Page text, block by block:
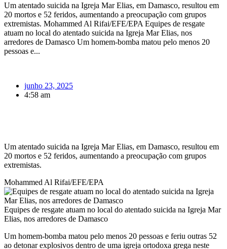
Um atentado suicida na Igreja Mar Elias, em Damasco, resultou em
20 mortos e 52 feridos, aumentando a preocupação com grupos
extremistas. Mohammed Al Rifai/EFE/EPA Equipes de resgate
atuam no local do atentado suicida na Igreja Mar Elias, nos
arredores de Damasco Um homem-bomba matou pelo menos 20
pessoas e...
junho 23, 2025
4:58 am
Um atentado suicida na Igreja Mar Elias, em Damasco, resultou em
20 mortos e 52 feridos, aumentando a preocupação com grupos
extremistas.
Mohammed Al Rifai/EFE/EPA
Equipes de resgate atuam no local do atentado suicida na Igreja Mar
Elias, nos arredores de Damasco
Um homem-bomba matou pelo menos 20 pessoas e feriu outras 52
ao detonar explosivos dentro de uma igreja ortodoxa grega neste